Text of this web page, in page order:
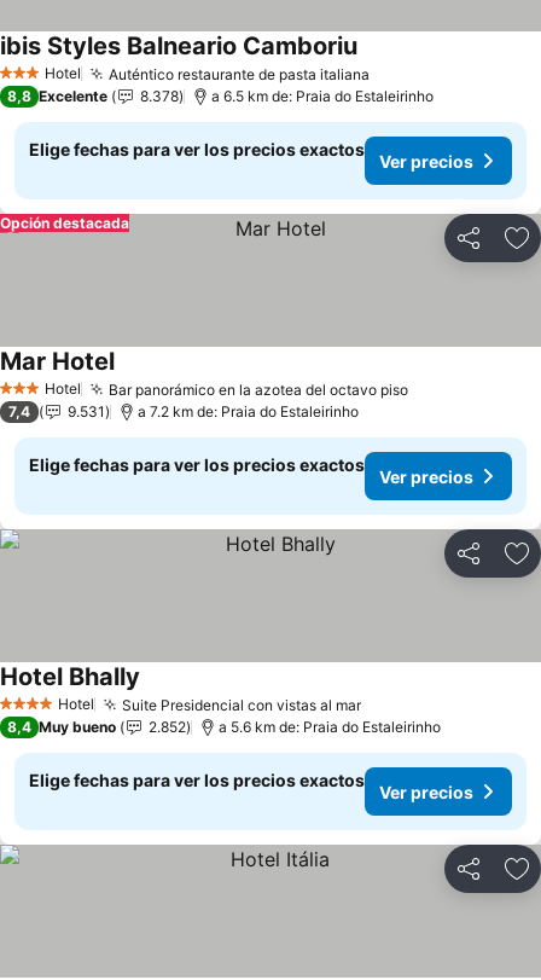
3 Estrellas
Hotel Auténtico restaurante de pasta italiana
ibis Styles Balneario Camboriu
8,8 Excelente 8.378 a 6.5 km de: Praia do Estaleirinho
Elige fechas para ver los precios exactos
Ver precios
Compartir
Opción destacada
3 Estrellas
Hotel Bar panorámico en la azotea del octavo piso
Mar Hotel
7,4 9.531 a 7.2 km de: Praia do Estaleirinho
Elige fechas para ver los precios exactos
Ver precios
Compartir
4 EstrellasHotel Suite Presidencial con vistas al mar
Hotel Bhally
8,4 Muy bueno 2.852 a 5.6 km de: Praia do Estaleirinho
Elige fechas para ver los precios exactos
Ver precios
Compartir